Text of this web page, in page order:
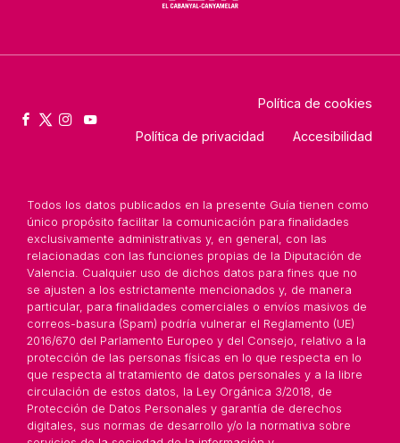
Política de cookies
Política de privacidad Accesibilidad
Todos los datos publicados en la presente Guía tienen como
único propósito facilitar la comunicación para finalidades
exclusivamente administrativas y, en general, con las
relacionadas con las funciones propias de la Diputación de
Valencia. Cualquier uso de dichos datos para fines que no
se ajusten a los estrictamente mencionados y, de manera
particular, para finalidades comerciales o envíos masivos de
correos-basura (Spam) podría vulnerar el Reglamento (UE)
2016/670 del Parlamento Europeo y del Consejo, relativo a la
protección de las personas físicas en lo que respecta en lo
que respecta al tratamiento de datos personales y a la libre
circulación de estos datos, la Ley Orgánica 3/2018, de
Protección de Datos Personales y garantía de derechos
digitales, sus normas de desarrollo y/o la normativa sobre